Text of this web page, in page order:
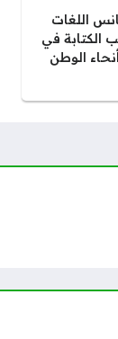
اللغات
الكتابة في
الوطن